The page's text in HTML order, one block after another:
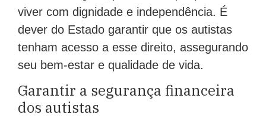
viver com dignidade e independência. É
dever do Estado garantir que os autistas
tenham acesso a esse direito, assegurando
seu bem-estar e qualidade de vida.
Garantir a segurança financeira
dos autistas